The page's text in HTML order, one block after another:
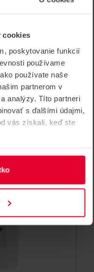
cookies
poskytovanie funkcií
používame
používate naše
partnerom v
analýzy. Títo partneri
s ďalšími údajmi,
vás získali, keď ste
Yellow
tlačidlo s